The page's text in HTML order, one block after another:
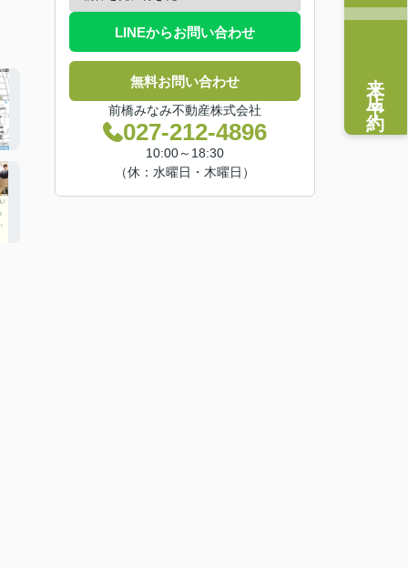
LINEからお問い合わせ
無料お問い合わせ
前橋みなみ不動産株式会社
027-212-4896
10:00～18:30
（休：水曜日・木曜日）
来店予約